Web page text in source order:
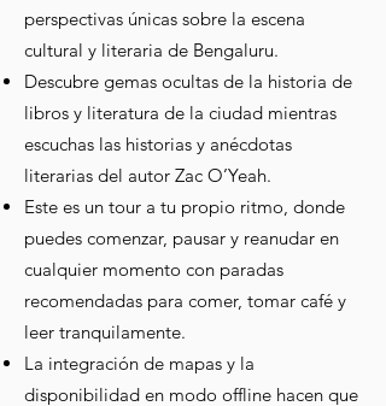
perspectivas únicas sobre la escena
cultural y literaria de Bengaluru.
Descubre gemas ocultas de la historia de
libros y literatura de la ciudad mientras
escuchas las historias y anécdotas
literarias del autor Zac O’Yeah.
Este es un tour a tu propio ritmo, donde
puedes comenzar, pausar y reanudar en
cualquier momento con paradas
recomendadas para comer, tomar café y
leer tranquilamente.
La integración de mapas y la
disponibilidad en modo offline hacen que